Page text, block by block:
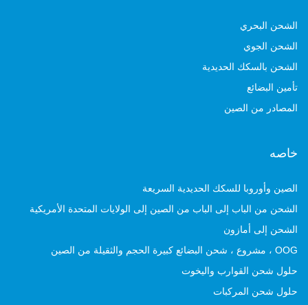
الشحن البحري
الشحن الجوي
الشحن بالسكك الحديدية
تأمين البضائع
المصادر من الصين
خاصه
الصين وأوروبا للسكك الحديدية السريعة
الشحن من الباب إلى الباب من الصين إلى الولايات المتحدة الأمريكية
الشحن إلى أمازون
OOG ، مشروع ، شحن البضائع كبيرة الحجم والثقيلة من الصين
حلول شحن القوارب واليخوت
حلول شحن المركبات